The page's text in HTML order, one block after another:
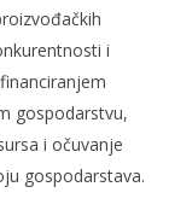
i
gospodarstvu,
i očuvanje
gospodarstava.